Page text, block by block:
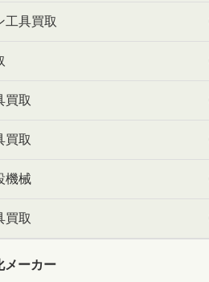
工具買取
買取
買取
機械
買取
メーカー